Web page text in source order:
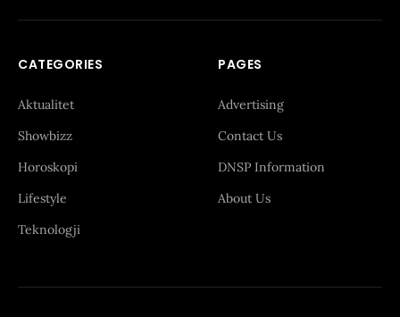
CATEGORIES
Aktualitet
Showbizz
Horoskopi
Lifestyle
Teknologji
PAGES
Advertising
Contact Us
DNSP Information
About Us